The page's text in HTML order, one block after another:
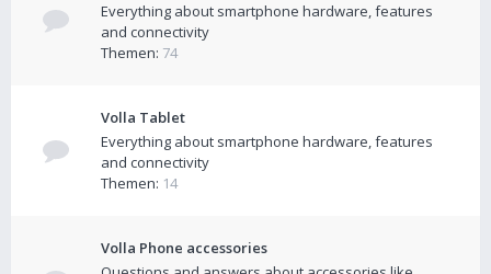
Everything about smartphone hardware, features
and connectivity
Themen: 74
Volla Tablet
Everything about smartphone hardware, features
and connectivity
Themen: 14
Volla Phone accessories